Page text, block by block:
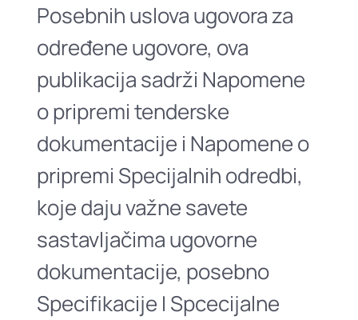
Posebnih uslova ugovora za
određene ugovore, ova
publikacija sadrži Napomene
o pripremi tenderske
dokumentacije i Napomene o
pripremi Specijalnih odredbi,
koje daju važne savete
sastavljačima ugovorne
dokumentacije, posebno
Specifikacije I Spcecijalne